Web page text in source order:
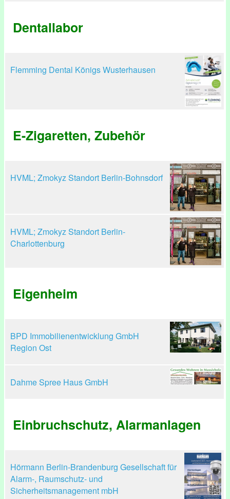
Dentallabor
Flemming Dental Königs Wusterhausen
E-Zigaretten, Zubehör
HVML; Zmokyz Standort Berlin-Bohnsdorf
HVML; Zmokyz Standort Berlin-
Charlottenburg
Eigenheim
BPD Immobilienentwicklung GmbH
Region Ost
Dahme Spree Haus GmbH
Einbruchschutz, Alarmanlagen
Hörmann Berlin-Brandenburg Gesellschaft für
Alarm-, Raumschutz- und
Sicherheitsmanagement mbH